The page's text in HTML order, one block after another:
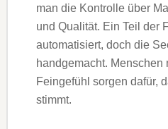
man die Kontrolle über
und Qualität. Ein Teil der
automatisiert, doch die
handgemacht. Menschen
Feingefühl sorgen dafür,
stimmt.